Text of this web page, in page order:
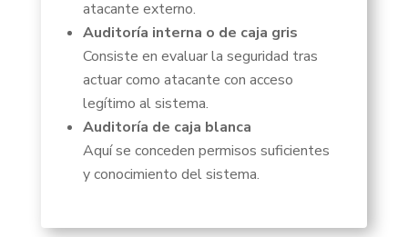
atacante externo.
Auditoría interna o de caja gris
Consiste en evaluar la seguridad tras
actuar como atacante con acceso
legítimo al sistema.
Auditoría de caja blanca
Aquí se conceden permisos suficientes
y conocimiento del sistema.